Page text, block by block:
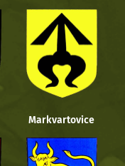
Markvartovice